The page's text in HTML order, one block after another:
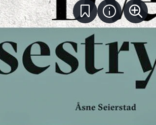
minut
ten okamžik
román o islámské radikalizaci